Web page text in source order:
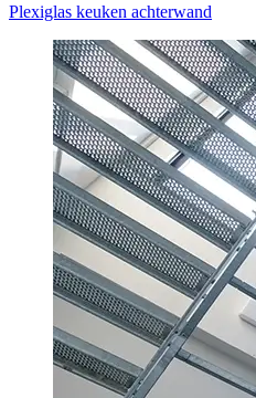
Plexiglas keuken achterwand